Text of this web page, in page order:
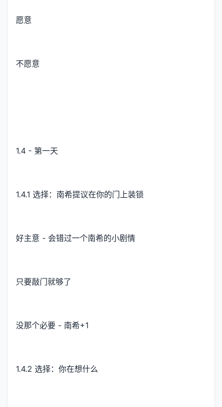
愿意
不愿意
1.4 - 第一天
1.4.1 选择：南希提议在你的门上装锁
好主意 - 会错过一个南希的小剧情
只要敲门就够了
没那个必要 - 南希+1
1.4.2 选择：你在想什么